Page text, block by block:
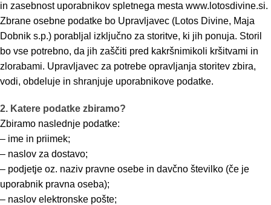
in zasebnost uporabnikov spletnega mesta www.lotosdivine.si.
Zbrane osebne podatke bo Upravljavec (Lotos Divine, Maja
Dobnik s.p.) porabljal izključno za storitve, ki jih ponuja. Storil
bo vse potrebno, da jih zaščiti pred kakršnimikoli kršitvami in
zlorabami. Upravljavec za potrebe opravljanja storitev zbira,
vodi, obdeluje in shranjuje uporabnikove podatke.
2. Katere podatke zbiramo?
Zbiramo naslednje podatke:
– ime in priimek;
– naslov za dostavo;
– podjetje oz. naziv pravne osebe in davčno številko (če je
uporabnik pravna oseba);
– naslov elektronske pošte;